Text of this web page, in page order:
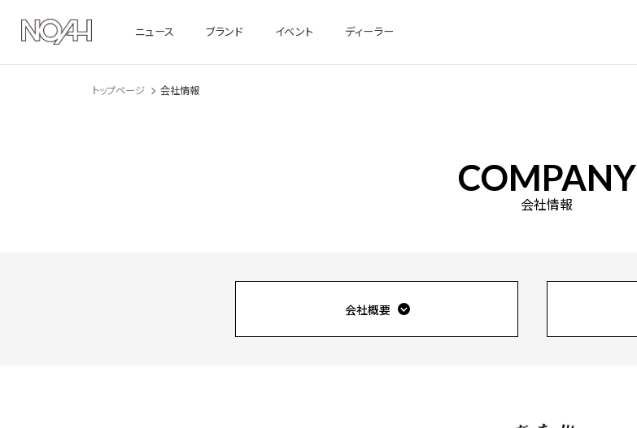
ニュース ブランド イベント ディーラー
トップページ 会社情報
COMPANY
会社情報
会社概要